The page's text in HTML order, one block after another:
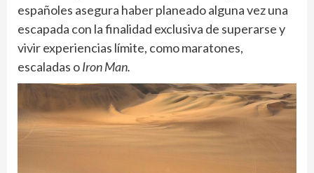
españoles asegura haber planeado alguna vez una
escapada con la finalidad exclusiva de superarse y
vivir experiencias límite, como maratones,
escaladas oIron Man.